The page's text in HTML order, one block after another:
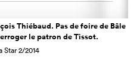
Thiébaud. Pas de foire de Bâle
le patron de Tissot.
Star 2/2014